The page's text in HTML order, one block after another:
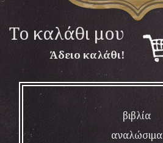
To καλάθι μου
Άδειο καλάθι!
βιβλία
αναλώσιμα